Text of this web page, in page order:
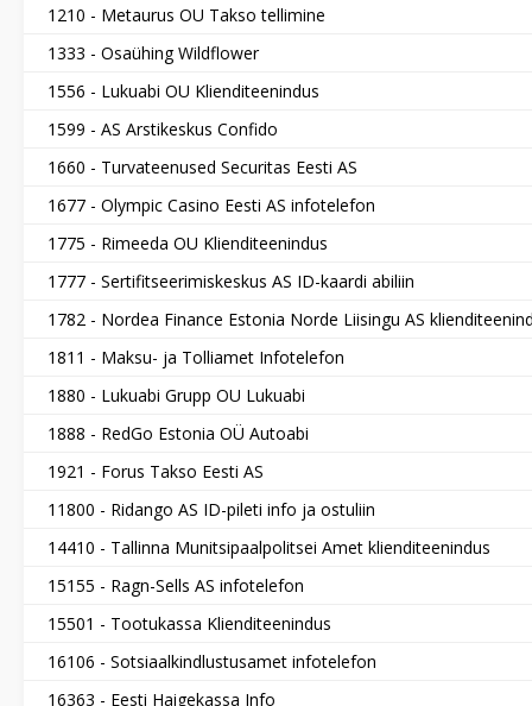
1210 - Metaurus OU Takso tellimine
1333 - Osaühing Wildflower
1556 - Lukuabi OU Klienditeenindus
1599 - AS Arstikeskus Confido
1660 - Turvateenused Securitas Eesti AS
1677 - Olympic Casino Eesti AS infotelefon
1775 - Rimeeda OU Klienditeenindus
1777 - Sertifitseerimiskeskus AS ID-kaardi abiliin
1782 - Nordea Finance Estonia Norde Liisingu AS
1811 - Maksu- ja Tolliamet Infotelefon
1880 - Lukuabi Grupp OU Lukuabi
1888 - RedGo Estonia OÜ Autoabi
1921 - Forus Takso Eesti AS
11800 - Ridango AS ID-pileti info ja ostuliin
14410 - Tallinna Munitsipaalpolitsei Amet klienditeenindus
15155 - Ragn-Sells AS infotelefon
15501 - Tootukassa Klienditeenindus
16106 - Sotsiaalkindlustusamet infotelefon
16363 - Eesti Haigekassa Info